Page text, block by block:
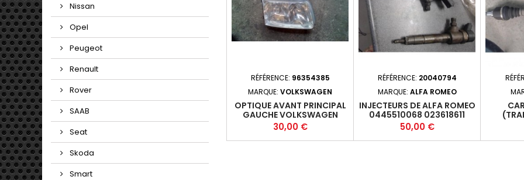
Nissan
Opel
Peugeot
Renault
Rover
SAAB
Seat
Skoda
Smart
RÉFÉRENCE: 96354385
MARQUE: VOLKSWAGEN
OPTIQUE AVANT PRINCIPAL
GAUCHE VOLKSWAGEN
POLO III (6N) PHASE 2 - 5P
1999-11-2001-12 +
Prix
30,00 €
RÉFÉRENCE: 20040794
MARQUE: ALFA ROMEO
INJECTEURS DE ALFA ROMEO
0445510068 023618611
Prix
50,00 €